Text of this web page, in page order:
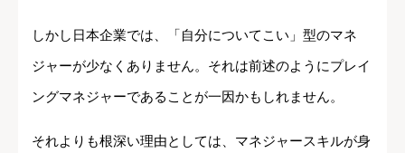
しかし日本企業では、「自分についてこい」型のマネ
ジャーが少なくありません。それは前述のようにプレイ
ングマネジャーであることが一因かもしれません。
それよりも根深い理由としては、マネジャースキルが身